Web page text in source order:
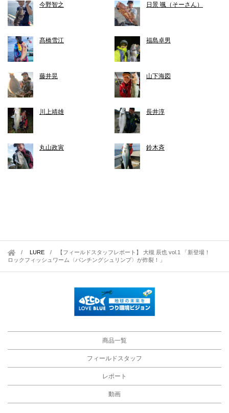
今野智之 日景 颯（そーさん）
髙橋雪江 福島卓男
藤井晃 山下海図
川上靖雄 長井淳
丸山政寅 鈴木斉
LURE /
【フィールドスタッフレポート】 大槻 辰也 vol.1 「新登場！
ロックフィッシュワーム〈パンチングシュリンプ〉が炸裂！」
商品一覧
フィールドスタッフ
レポート
動画